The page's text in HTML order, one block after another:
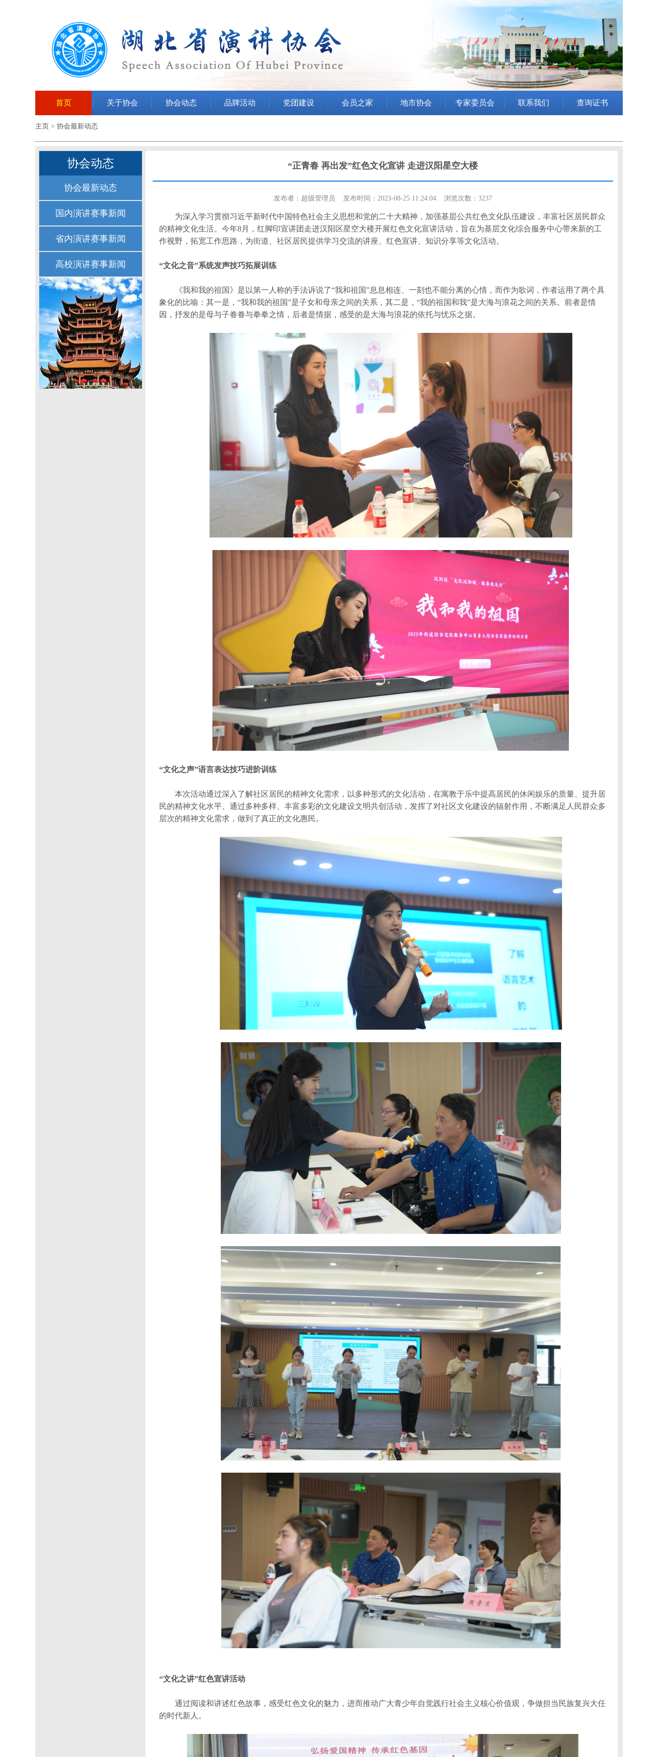
首页 关于协会 协会动态 品牌活动 党团建设 会员之家 地市协会 专家委员会 联系我们 查询证书
主页 > 协会最新动态
协会动态
协会最新动态
国内演讲赛事新闻
省内演讲赛事新闻
高校演讲赛事新闻
“正青春 再出发”红色文化宣讲 走进汉阳星空大楼
发布者：超级管理员 发布时间：2023-08-25 11:24:04 浏览次数：3237
为深入学习贯彻习近平新时代中国特色社会主义思想和党的二十大精神，加强基层公共红色文化队伍建设，丰富社区居民群众
的精神文化生活。今年8月，红脚印宣讲团走进汉阳区星空大楼开展红色文化宣讲活动，旨在为基层文化综合服务中心带来新的工
作视野，拓宽工作思路，为街道、社区居民提供学习交流的讲座、红色宣讲、知识分享等文化活动。
“文化之音”系统发声技巧拓展训练
《我和我的祖国》是以第一人称的手法诉说了“我和祖国”息息相连、一刻也不能分离的心情，而作为歌词，作者运用了两个具
象化的比喻：其一是，“我和我的祖国”是子女和母亲之间的关系，其二是，“我的祖国和我”是大海与浪花之间的关系。前者是情
因，抒发的是母与子眷眷与拳拳之情，后者是情据，感受的是大海与浪花的依托与忧乐之据。
“文化之声”语言表达技巧进阶训练
本次活动通过深入了解社区居民的精神文化需求，以多种形式的文化活动，在寓教于乐中提高居民的休闲娱乐的质量、提升居
民的精神文化水平。通过多种多样、丰富多彩的文化建设文明共创活动，发挥了对社区文化建设的辐射作用，不断满足人民群众多
层次的精神文化需求，做到了真正的文化惠民。
“文化之讲”红色宣讲活动
通过阅读和讲述红色故事，感受红色文化的魅力，进而推动广大青少年自觉践行社会主义核心价值观，争做担当民族复兴大任
的时代新人。